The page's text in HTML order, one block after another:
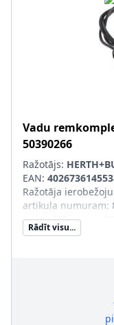
Vadu
50390266
Ražotājs:
EAN:
Ražotāja
artikula numuram:
Aizsardzības tips
Vada garums [mm]
Spraudkontaktu
Papildu artikuls/
Spraudkontakta
Ligzdas platums
Rādīt visu...